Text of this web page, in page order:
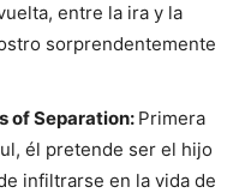
entre la ira y la
sorprendentemente
of Separation: Primera
él pretende ser el hijo
infiltrarse en la vida de